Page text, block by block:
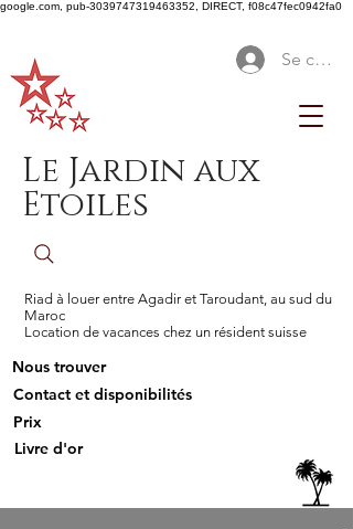
google.com, pub-3039747319463352, DIRECT, f08c47fec0942fa0
Se
Le Jardin aux
Etoiles
Riad à louer entre Agadir et Taroudant, au sud du
Maroc
Location de vacances chez un résident suisse
Nous trouver
Contact et disponibilités
Prix
Livre d'or